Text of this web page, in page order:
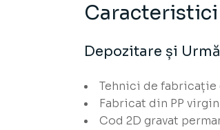
Depozitare și
Tehnici de fabricație
Fabricat din PP
Cod 2D gravat